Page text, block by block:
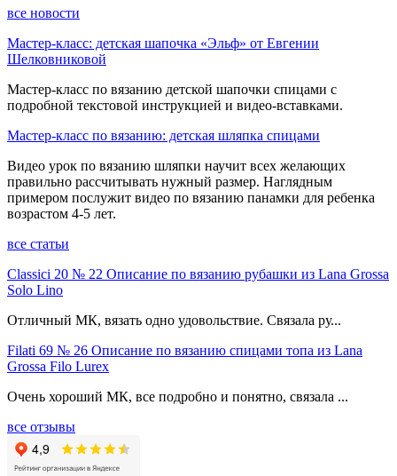
все новости
Мастер-класс: детская шапочка «Эльф» от Евгении
Шелковниковой
Мастер-класс по вязанию детской шапочки спицами с
подробной текстовой инструкцией и видео-вставками.
Мастер-класс по вязанию: детская шляпка спицами
Видео урок по вязанию шляпки научит всех желающих
правильно рассчитывать нужный размер. Наглядным
примером послужит видео по вязанию панамки для ребенка
возрастом 4-5 лет.
все статьи
Classici 20 № 22 Описание по вязанию рубашки из Lana Grossa
Solo Lino
Отличный МК, вязать одно удовольствие. Связала ру...
Filati 69 № 26 Описание по вязанию спицами топа из Lana
Grossa Filo Lurex
Очень хороший МК, все подробно и понятно, связала ...
все отзывы